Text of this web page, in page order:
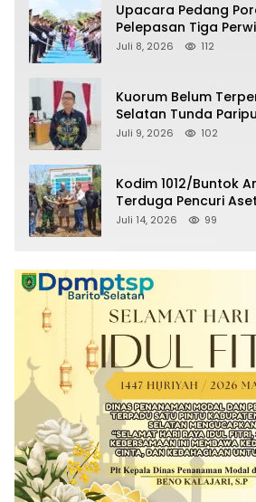
Upacara Pedang
Pelepasan Tiga
Selatan Masuki Masa
Juli 8, 2026 112
Kuorum Belum
Selatan Tunda
Raperda
Juli 9, 2026 102
Kodim 1012/Buntok
Terduga Pencuri
Sitaan Satgas PKH,
Juli 14, 2026 99